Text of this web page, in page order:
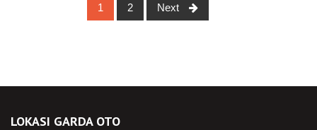
navigation
1 2 Next
LOKASI GARDA OTO